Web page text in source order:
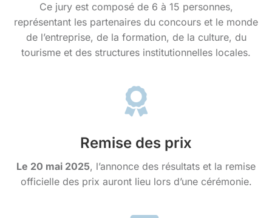
Ce jury est composé de 6 à 15 personnes,
représentant les partenaires du concours et le monde
de l’entreprise, de la formation, de la culture, du
tourisme et des structures institutionnelles locales.
Remise des prix
Le 20 mai 2025, l’annonce des résultats et la remise
officielle des prix auront lieu lors d’une cérémonie.